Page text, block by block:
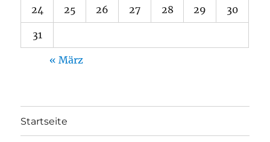
24 25 26 27 28 29 30
31
« März
Startseite